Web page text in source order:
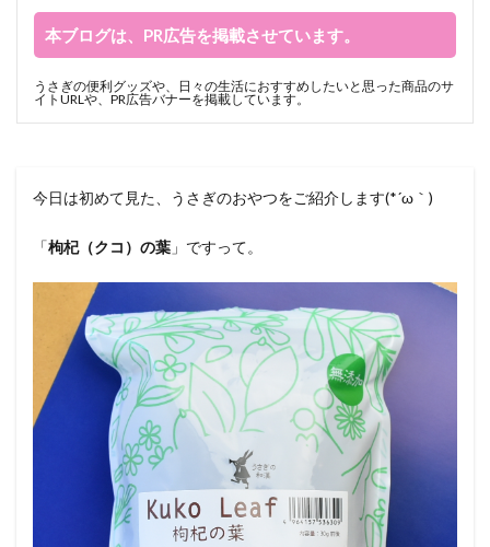
本ブログは、PR広告を掲載させています。
うさぎの便利グッズや、日々の生活におすすめしたいと思った商品のサ
イトURLや、PR広告バナーを掲載しています。
今日は初めて見た、うさぎのおやつをご紹介します(*´ω｀)
「枸杞（クコ）の葉 」ですって。